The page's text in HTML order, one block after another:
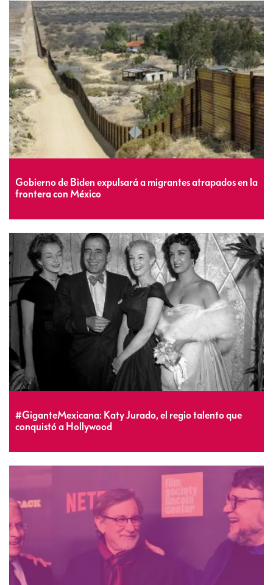
Gobierno de Biden expulsará a migrantes atrapados en la
frontera con México
#GiganteMexicana: Katy Jurado, el regio talento que
conquistó a Hollywood